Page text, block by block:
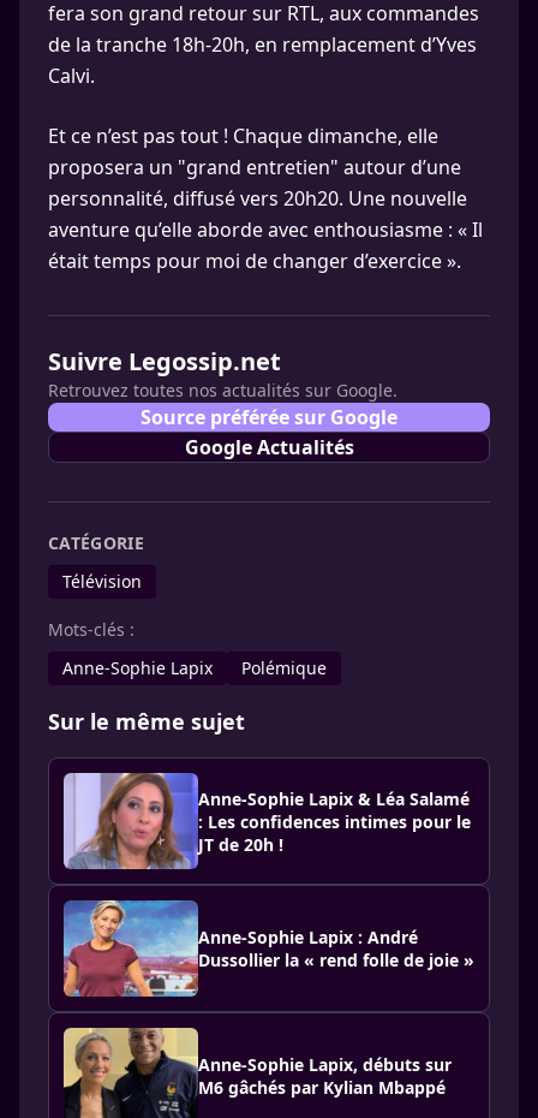
fera son grand retour sur RTL, aux commandes
de la tranche 18h-20h, en remplacement d’Yves
Calvi.
Et ce n’est pas tout ! Chaque dimanche, elle
proposera un "grand entretien" autour d’une
personnalité, diffusé vers 20h20. Une nouvelle
aventure qu’elle aborde avec enthousiasme : « Il
était temps pour moi de changer d’exercice ».
Suivre Legossip.net
Retrouvez toutes nos actualités sur Google.
Source préférée sur Google
Google Actualités
CATÉGORIE
Télévision
Mots-clés :
Anne-Sophie Lapix
Polémique
Sur le même sujet
Anne-Sophie Lapix & Léa Salamé
: Les confidences intimes pour le
JT de 20h !
Anne-Sophie Lapix : André
Dussollier la « rend folle de joie »
Anne-Sophie Lapix, débuts sur
M6 gâchés par Kylian Mbappé